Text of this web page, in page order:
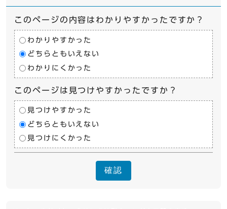
このページの内容はわかりやすかったですか？
わかりやすかった
どちらともいえない
わかりにくかった
このページは見つけやすかったですか？
見つけやすかった
どちらともいえない
見つけにくかった
確認